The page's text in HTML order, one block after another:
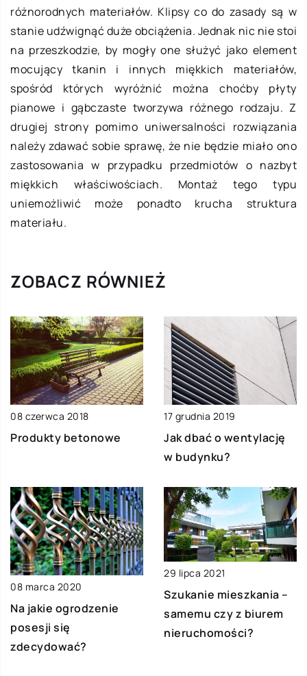
różnorodnych materiałów. Klipsy co do zasady są w
stanie udźwignąć duże obciążenia. Jednak nic nie stoi
na przeszkodzie, by mogły one służyć jako element
mocujący tkanin i innych miękkich materiałów,
spośród których wyróżnić można choćby płyty
pianowe i gąbczaste tworzywa różnego rodzaju. Z
drugiej strony pomimo uniwersalności rozwiązania
należy zdawać sobie sprawę, że nie będzie miało ono
zastosowania w przypadku przedmiotów o nazbyt
miękkich właściwościach. Montaż tego typu
uniemożliwić może ponadto krucha struktura
materiału.
ZOBACZ RÓWNIEŻ
08 czerwca 2018
Produkty betonowe
17 grudnia 2019
Jak dbać o wentylację
w budynku?
08 marca 2020
Na jakie ogrodzenie
posesji się
zdecydować?
29 lipca 2021
Szukanie mieszkania –
samemu czy z biurem
nieruchomości?